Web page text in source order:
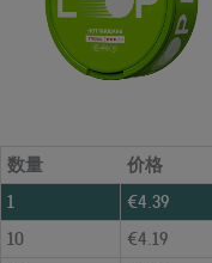
数量
价格
1
€4.39
10
€4.19